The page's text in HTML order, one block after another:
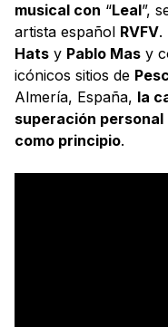
musical con “Leal”,
artista español RVFV.
Hats y Pablo Mas y
icónicos sitios de
Almería, España, la
superación
como principio.